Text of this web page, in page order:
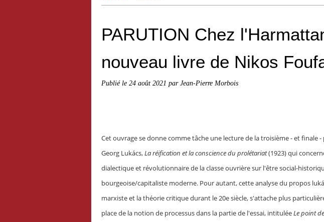
PARUTION Chez
nouveau livre de Nikos
Publié le 24 août 2021 par Jean-Pierre Morbois
Cet ouvrage se donne comme tâche une lecture de la troisième - et finale
Georg Lukács,La réification et la conscience du prolétariat(1923) qui
dialectique et révolutionnaire de la classe ouvrière sur l'être social-
bourgeoise/capitaliste moderne. Pour autant, cette analyse du propos
marxiste et la théorie critique durant le 20e siècle, s'attache plus
place de la notion de processus dans la partie de l'essai, intituléeLe point